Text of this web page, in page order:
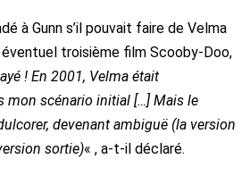
à Gunn s’il pouvait faire de Velma
éventuel troisième film Scooby-Doo,
! En 2001, Velma était
mon scénario initial […] Mais le
devenant ambiguë (la version
sortie)« , a-t-il déclaré.